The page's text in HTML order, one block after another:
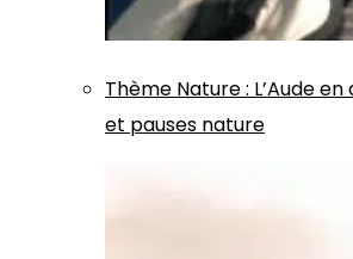
Thème Nature: L’Aude
et pauses nature